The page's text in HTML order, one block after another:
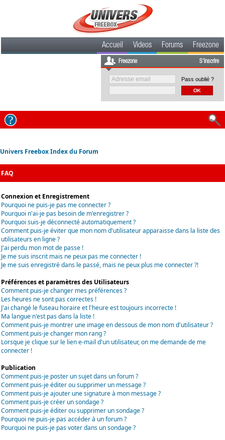
Accueil Videos Forums Freezone
Freezone S'inscrire
Pass oublié ?
Univers Freebox Index du Forum
FAQ
Connexion et Enregistrement
Pourquoi ne puis-je pas me connecter ?
Pourquoi n'ai-je pas besoin de m'enregistrer ?
Pourquoi suis-je déconnecté automatiquement ?
Comment puis-je éviter que mon nom d'utilisateur apparaisse dans la liste des
utilisateurs en ligne ?
J'ai perdu mon mot de passe !
Je me suis inscrit mais ne peux pas me connecter !
Je me suis enregistré dans le passé, mais ne peux plus me connecter ?!
Préférences et paramètres des Utilisateurs
Comment puis-je changer mes préférences ?
Les heures ne sont pas correctes !
J'ai changé le fuseau horaire et l'heure est toujours incorrecte !
Ma langue n'est pas dans la liste !
Comment puis-je montrer une image en dessous de mon nom d'utilisateur ?
Comment puis-je changer mon rang ?
Lorsque je clique sur le lien e-mail d'un utilisateur, on me demande de me
connecter !
Publication
Comment puis-je poster un sujet dans un forum ?
Comment puis-je éditer ou supprimer un message ?
Comment puis-je ajouter une signature à mon message ?
Comment puis-je créer un sondage ?
Comment puis-je éditer ou supprimer un sondage ?
Pourquoi ne puis-je pas accéder à un forum ?
Pourquoi ne puis-je pas voter dans un sondage ?